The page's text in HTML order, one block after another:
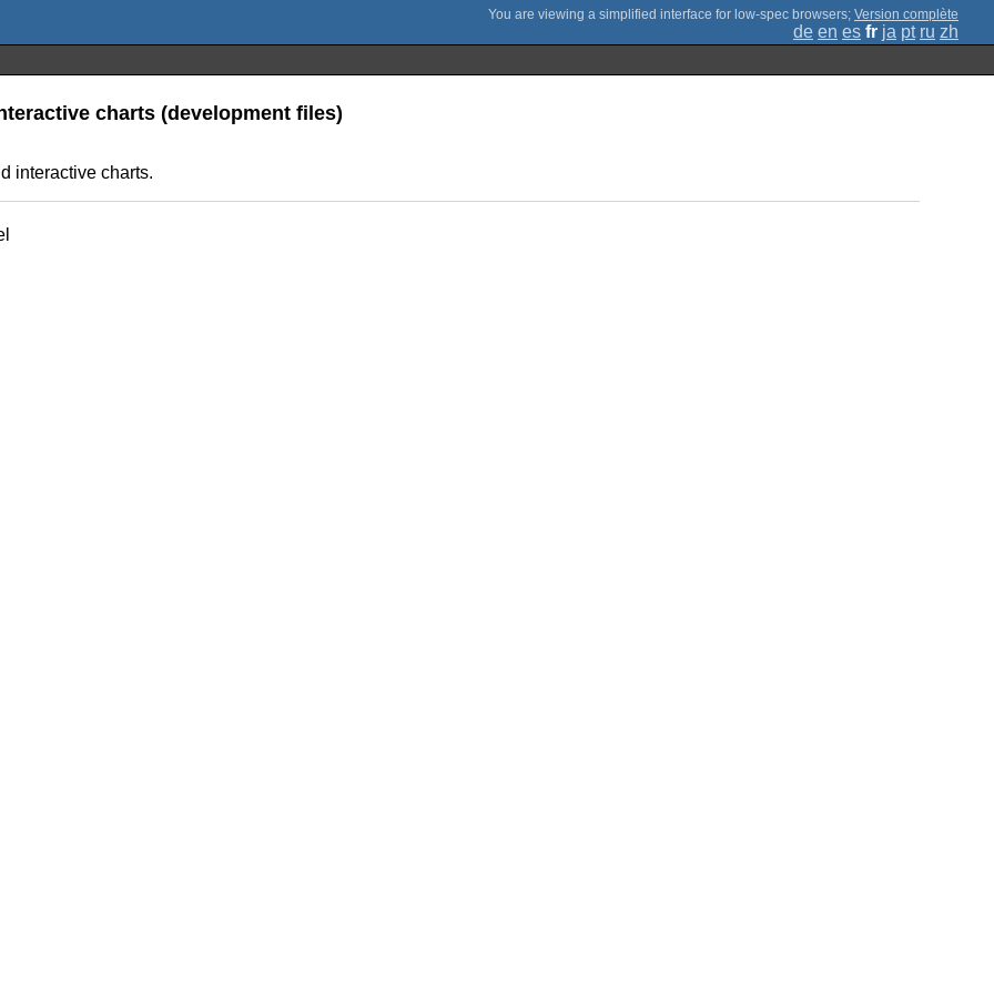
; Version complète
de en es fr ja pt ru zh
charts (development files)
interactive charts.